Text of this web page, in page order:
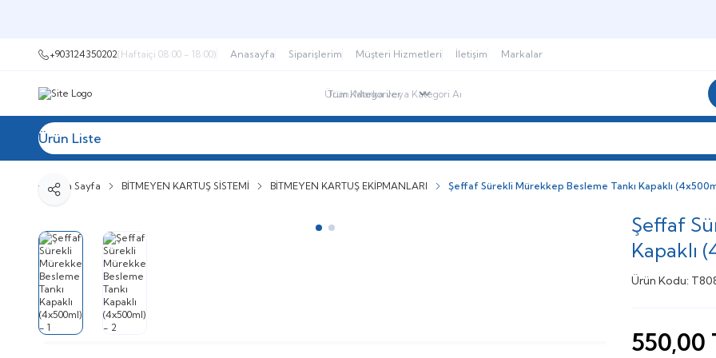
+903124350202(Haftaiçi 08:00 - 18:00) Anasayfa Siparişlerim Müşteri Hizmetleri İletişim Markalar
Ürün Liste
Ana Sayfa BİTMEYEN KARTUŞ SİSTEMİ BİTMEYEN KARTUŞ EKİPMANLARI Şeffaf Sürekli Mürekkep Besleme Tankı Kapaklı
Paylaş
Şeffaf
Kapaklı
Ürün Kodu:
550,00